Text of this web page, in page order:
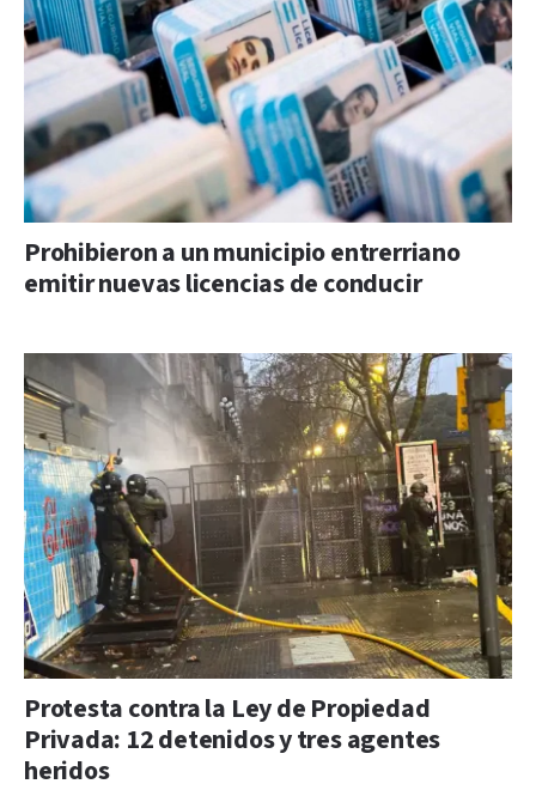
Prohibieron a un municipio entrerriano
emitir nuevas licencias de conducir
Protesta contra la Ley de Propiedad
Privada: 12 detenidos y tres agentes
heridos